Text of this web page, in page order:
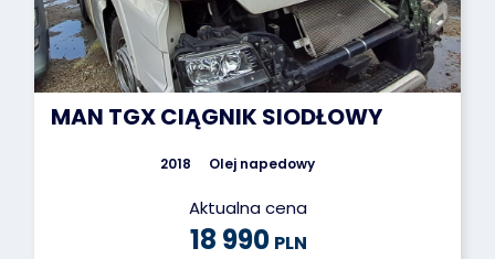
MAN TGX CIĄGNIK SIODŁOWY
2018 Olej napedowy
Aktualna cena
18 990 PLN